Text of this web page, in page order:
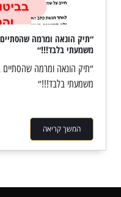
״תיק הונאה ומרמה
משמעתי בלבד!!!״
״תיק הונאה ומרמה שהסתיים
משמעתי בלבד!!!״
המשך קריאה